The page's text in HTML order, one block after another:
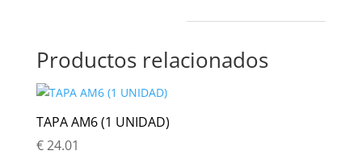
Productos relacionados
TAPA AM6 (1 UNIDAD)
€24.01